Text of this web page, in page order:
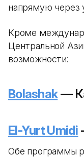
напрямую через
Кроме
Центральной
возможности:
Bolashak—
El-Yurt Umidi
Обе программы